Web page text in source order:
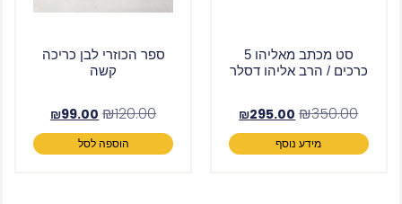
סט מכתב מאליהו 5
כרכים / הרב אליהו דסלר
₪350.00
₪295.00
מידע נוסף
ספר הכוזרי לבן כריכה
קשה
₪120.00
₪99.00
הוספה לסל